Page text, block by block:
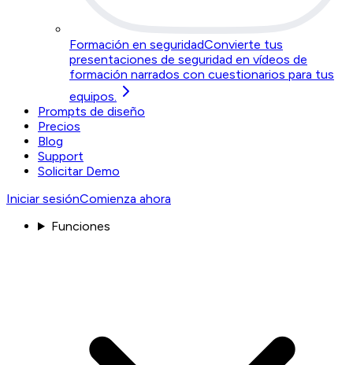
Formación en seguridadConvierte tus
presentaciones de seguridad en vídeos de
formación narrados con cuestionarios para tus
equipos.
Prompts de diseño
Precios
Blog
Support
Solicitar Demo
Iniciar sesiónComienza ahora
Funciones